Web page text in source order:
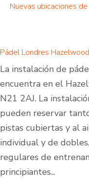
Nuevas ubicaciones
Pádel Londres
La instalación de
encuentra en el
N21 2AJ. La
pueden reservar
pistas cubiertas y al
individual y de
regulares de
principiantes...